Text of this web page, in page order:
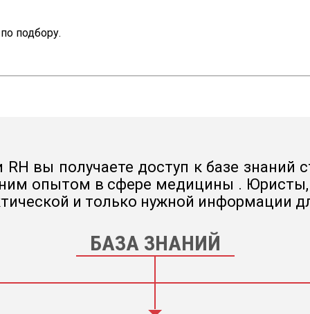
подбору.
вы получаете доступ к базе знаний
опытом в сфере медицины . Юристы,
и только нужной информации
БАЗА ЗНАНИЙ